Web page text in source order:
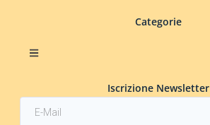
Categorie
Iscrizione Newsletter